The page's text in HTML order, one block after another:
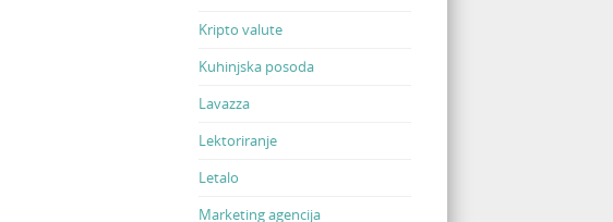
Kripto valute
Kuhinjska posoda
Lavazza
Lektoriranje
Letalo
Marketing agencija